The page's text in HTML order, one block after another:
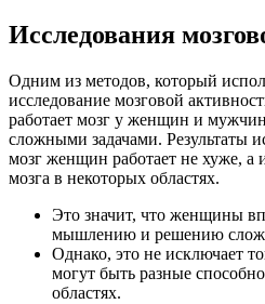
Исследования
Одним из методов, который
исследование мозговой
работает мозг у женщин и
сложными задачами. Результаты
мозг женщин работает не хуже, а
мозга в некоторых областях.
Это значит, что женщины
мышлению и решению
Однако, это не исключает
могут быть разные
областях.